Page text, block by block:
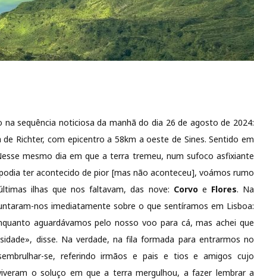
sequência noticiosa da manhã do dia 26 de agosto de 2024:
Richter, com epicentro a 58km a oeste de Sines. Sentido em
mesmo dia em que a terra tremeu, num sufoco asfixiante
ter acontecido de pior [mas não aconteceu], voámos rumo
ilhas que nos faltavam, das nove: Corvoe Flores. Na
nos imediatamente sobre o que sentíramos em Lisboa:
aguardávamos pelo nosso voo para cá, mas achei que
disse. Na verdade, na fila formada para entrarmos no
se, referindo irmãos e pais e tios e amigos cujo
o soluço em que a terra mergulhou, a fazer lembrar a